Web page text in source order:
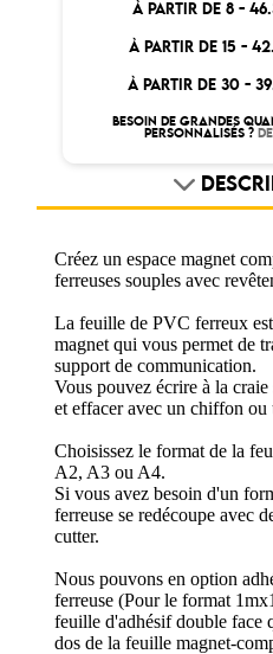
À PARTIR DE 8 -
À PARTIR DE 15 -
À PARTIR DE 30 -
BESOIN DE GRANDES
PERSONNALISÉS ?
Créez un espace magnet
ferreuses souples avec
La feuille de PVC ferreux
magnet qui vous permet de
support de communication.
Vous pouvez écrire à la
et effacer avec un chiffon ou
Choisissez le format de la
A2, A3 ou A4.
Si vous avez besoin d'un
ferreuse se redécoupe avec
cutter.
Nous pouvons en option
ferreuse (Pour le format
feuille d'adhésif double face
dos de la feuille magnet-